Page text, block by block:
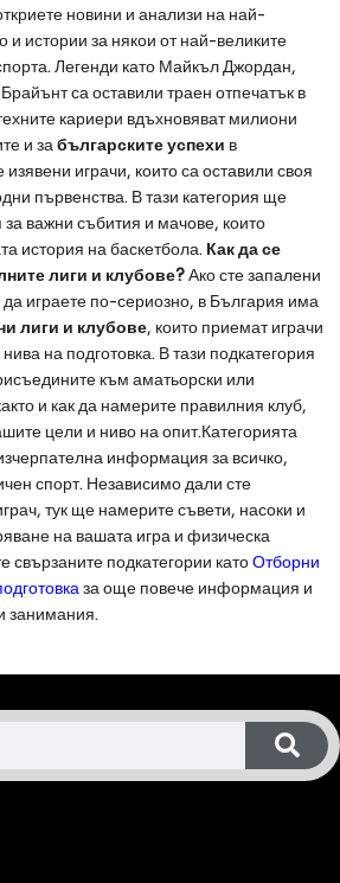
новини и анализи на най-
и истории за някои от най-великите
Легенди като Майкъл Джордан,
са оставили траен отпечатък в
кариери вдъхновяват милиони
и забългарските успехи в
играчи, които са оставили своя
първенства. В тази категория ще
важни събития и мачове, които
история на баскетбола. Как да се
лиги и клубове?Ако сте запалени
да играете по-сериозно, в България има
лиги и клубове, които приемат играчи
на подготовка. В тази подкатегория
към аматьорски или
и как да намерите правилния клуб,
цели и ниво на опит.Категорията
информация за всичко,
спорт. Независимо дали сте
тук ще намерите съвети, насоки и
на вашата игра и физическа
свързаните подкатегории катоОтборни
за още повече информация и
занимания.